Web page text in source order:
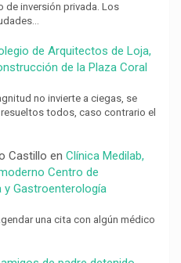
inversión privada. Los
de Arquitectos de Loja,
de la Plaza Coral
no invierte a ciegas, se
todos, caso contrario el
Castillo en Clínica Medilab,
Centro de
y Gastroenterología
una cita con algún médico